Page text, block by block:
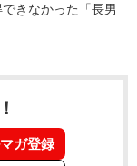
きなかった「長男
ガ登録